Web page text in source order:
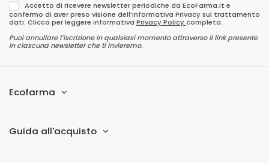
Accetto di ricevere newsletter periodiche da EcoFarma.it e
confermo di aver preso visione dell’informativa Privacy sul trattamento
dati. Clicca per leggere informativa Privacy Policycompleta.
Puoi annullare l’iscrizione in qualsiasi momento attraverso il link presente
in ciascuna newsletter che ti invieremo.
Ecofarma
Guida all'acquisto